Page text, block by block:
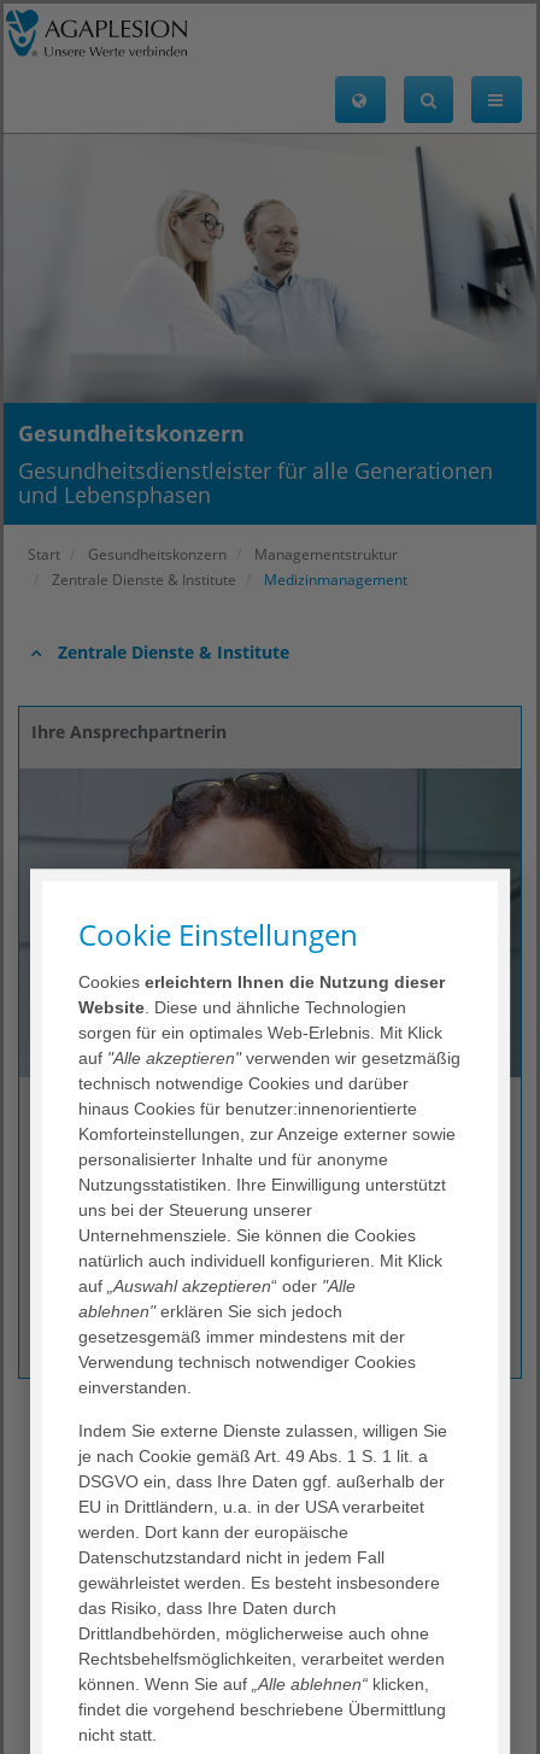
Gesundheitskonzern
Gesundheitsdienstleister für alle Generationen
und Lebensphasen
Start Gesundheitskonzern
Managementstruktur
Zentrale Dienste & Institute
Medizinmanagement
Zentrale Dienste & Institute
Ihre Ansprechpartnerin
Dr. med. Bettina Beinhauer
Leiterin
Medizinmanagement
AGAPLESION gAG
Ginnheimer Landstraße 94
60487 Frankfurt am Main
(069) 95 33 - 95 40
(069) 95 33 - 891 - 95 40
bettina.beinhauer@agaplesion.de
Medizinmanagement
Zwischen Medizin und Ökonomie
Mit Einführung des DRG-Systems in Deutschland sind die
Anforderungen an ein Krankenhaus als wirtschaftliches
Unternehmen deutlich gestiegen. Das
Medizinmanagement unterstützt als Schnittstelle
zwischen Medizin und Verwaltung in den einzelnen
Einrichtungen Geschäftsführung und medizinische
Leistungsbereiche durch Bereitstellung medizinischer
Leistungszahlen, Beratungen und Schulungen.
Gemeinsam mit den Einrichtungen erarbeitet das
Cookie Einstellungen
Cookieserleichtern Ihnen die Nutzung dieser
Website . Diese und ähnliche Technologien
sorgen für ein optimales Web-Erlebnis. Mit Klick
auf "Alle akzeptieren"verwenden wir gesetzmäßig
technisch notwendige Cookies und darüber
hinaus Cookies für benutzer:innenorientierte
Komforteinstellungen, zur Anzeige externer sowie
personalisierter Inhalte und für anonyme
Nutzungsstatistiken. Ihre Einwilligung unterstützt
uns bei der Steuerung unserer
Unternehmensziele. Sie können die Cookies
natürlich auch individuell konfigurieren. Mit Klick
auf „Auswahl akzeptieren“ oder "Alle
ablehnen"erklären Sie sich jedoch
gesetzesgemäß immer mindestens mit der
Verwendung technisch notwendiger Cookies
einverstanden.
Indem Sie externe Dienste zulassen, willigen Sie
je nach Cookie gemäß Art. 49 Abs. 1 S. 1 lit. a
DSGVO ein, dass Ihre Daten ggf. außerhalb der
EU in Drittländern, u.a. in der USA verarbeitet
werden. Dort kann der europäische
Datenschutzstandard nicht in jedem Fall
gewährleistet werden. Es besteht insbesondere
das Risiko, dass Ihre Daten durch
Drittlandbehörden, möglicherweise auch ohne
Rechtsbehelfsmöglichkeiten, verarbeitet werden
können. Wenn Sie auf „Alle ablehnen“ klicken,
findet die vorgehend beschriebene Übermittlung
nicht statt.